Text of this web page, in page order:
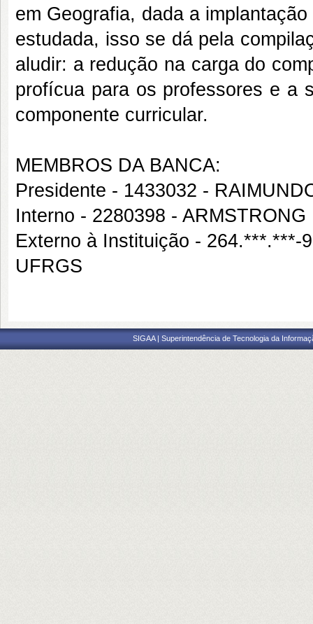
em Geografia, dada a
estudada, isso se dá pela
aludir: a redução na carga do
profícua para os professores e a
componente curricular.
MEMBROS DA BANCA:
Presidente - 1433032 -
Interno - 2280398 -
Externo à Instituição - 264.***.***-
UFRGS
SIGAA | Superintendência de Tecnologia da